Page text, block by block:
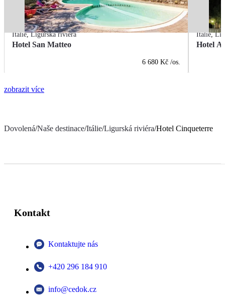
Itálie,Ligurská riviéra
Hotel San Matteo
6 680 Kč /os.
Itálie,
Hotel
zobrazit více
Dovolená/Naše destinace/Itálie/Ligurská riviéra/Hotel Cinqueterre
Kontakt
Kontaktujte nás
+420 296 184 910
info@cedok.cz